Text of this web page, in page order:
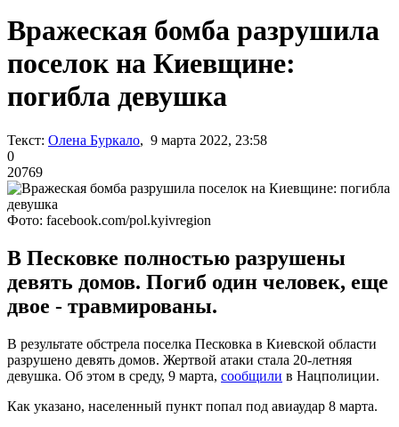
Вражеская бомба разрушила
поселок на Киевщине:
погибла девушка
Текст: Олена Буркало, 9 марта 2022, 23:58
0
20769
Фото: facebook.com/pol.kyivregion
В Песковке полностью разрушены
девять домов. Погиб один человек, еще
двое - травмированы.
В результате обстрела поселка Песковка в Киевской области
разрушено девять домов. Жертвой атаки стала 20-летняя
девушка. Об этом в среду, 9 марта, сообщили в Нацполиции.
Как указано, населенный пункт попал под авиаудар 8 марта.